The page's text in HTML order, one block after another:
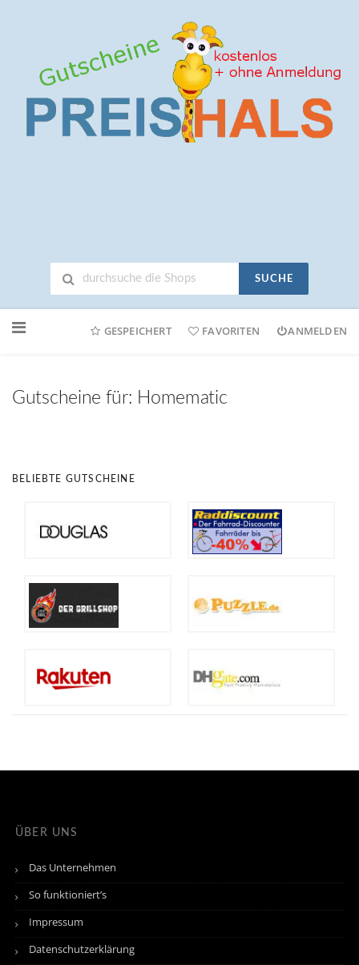
SUCHE
Online-
GESPEICHERT FAVORITEN ANMELDEN
Gutscheine für: Homematic
BELIEBTE GUTSCHEINE
ÜBER UNS
Das Unternehmen
So funktioniert’s
Impressum
Datenschutzerklärung